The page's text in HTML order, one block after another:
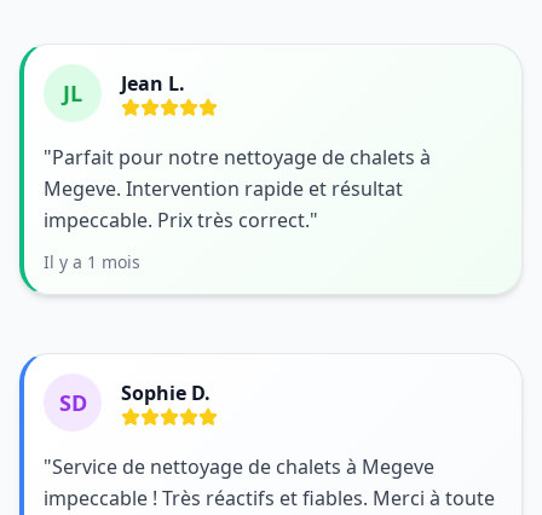
JL Jean L.
"Parfait pour notre nettoyage de chalets à
Megeve. Intervention rapide et résultat
impeccable. Prix très correct."
Il y a 1 mois
SD Sophie D.
"Service de nettoyage de chalets à Megeve
impeccable ! Très réactifs et fiables. Merci à toute